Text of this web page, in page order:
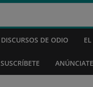
DISCURSOS DE ODIO
SUSCRÍBETE ANÚNCIATE